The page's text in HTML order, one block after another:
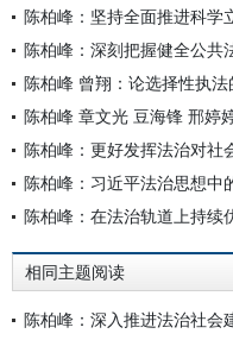
陈柏峰：坚持全面推进科学
陈柏峰：深刻把握健全公共
陈柏峰 曾翔：论选择性执
陈柏峰：更好发挥法治对社
陈柏峰：习近平法治思想中
陈柏峰：在法治轨道上持续
相同主题阅读
陈柏峰：深入推进法治社会